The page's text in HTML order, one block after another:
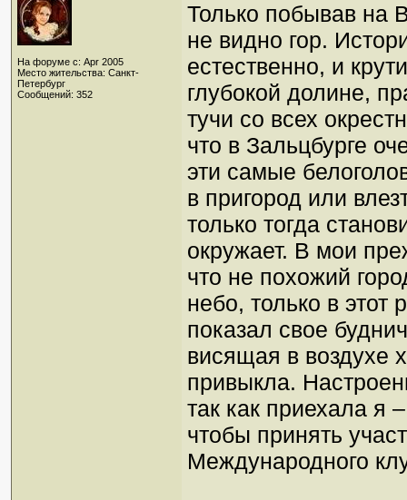
На форуме с: Apr 2005
Место жительства: Санкт-
Петербург
Сообщений: 352
Только побывав на
не видно гор.
естественно, и
глубокой долине,
тучи со всех
что в Зальцбурге
эти самые
в пригород или
только тогда
окружает. В мои
что не похожий
небо, только в этот
показал свое
висящая в воздухе
привыкла.
так как приехала я
чтобы принять
Международного